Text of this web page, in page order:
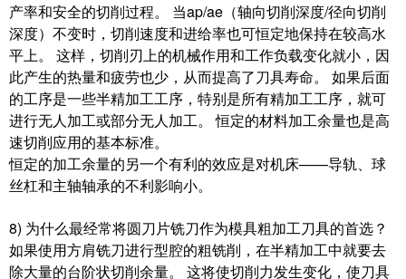
产率和安全的切削过程。 当ap/ae（轴向切削深度/径向切削
深度）不变时，切削速度和进给率也可恒定地保持在较高水
平上。 这样，切削刃上的机械作用和工作负载变化就小，因
此产生的热量和疲劳也少，从而提高了刀具寿命。 如果后面
的工序是一些半精加工工序，特别是所有精加工工序，就可
进行无人加工或部分无人加工。 恒定的材料加工余量也是高
速切削应用的基本标准。
恒定的加工余量的另一个有利的效应是对机床——导轨、球
丝杠和主轴轴承的不利影响小。
8) 为什么最经常将圆刀片铣刀作为模具粗加工刀具的首选？
如果使用方肩铣刀进行型腔的粗铣削，在半精加工中就要去
除大量的台阶状切削余量。 这将使切削力发生变化，使刀具